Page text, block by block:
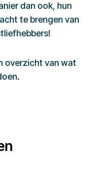
dan ook, hun
te brengen van
overzicht van wat